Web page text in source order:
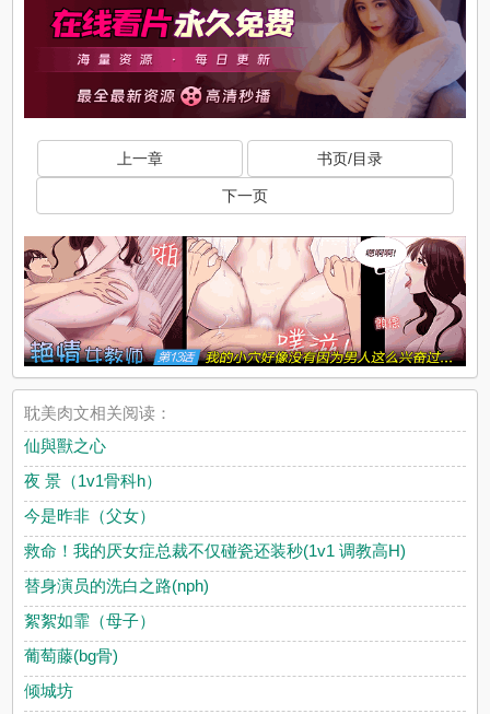
上一章 书页/目录
下一页
耽美肉文相关阅读：
仙與獸之心
夜 景（1v1骨科h）
今是昨非（父女）
救命！我的厌女症总裁不仅碰瓷还装秒(1v1 调教高H)
替身演员的洗白之路(nph)
絮絮如霏（母子）
葡萄藤(bg骨)
倾城坊